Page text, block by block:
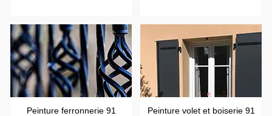
Peinture ferronnerie 91 Peinture volet et boiserie 91